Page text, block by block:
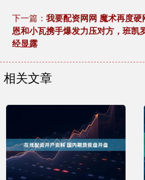
下一篇： 我要配资网网 魔术再度
恩和小瓦携手爆发力压对方，班凯
经显露
相关文章